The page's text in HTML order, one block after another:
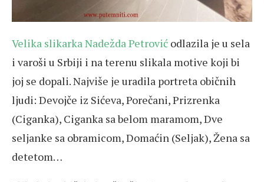
Velika slikarka Nadežda Petrović odlazila je u sela
i varoši u Srbiji i na terenu slikala motive koji bi
joj se dopali. Najviše je uradila portreta običnih
ljudi: Devojče iz Sićeva, Porečani, Prizrenka
(Ciganka), Ciganka sa belom maramom, Dve
seljanke sa obramicom, Domaćin (Seljak), Žena sa
detetom…